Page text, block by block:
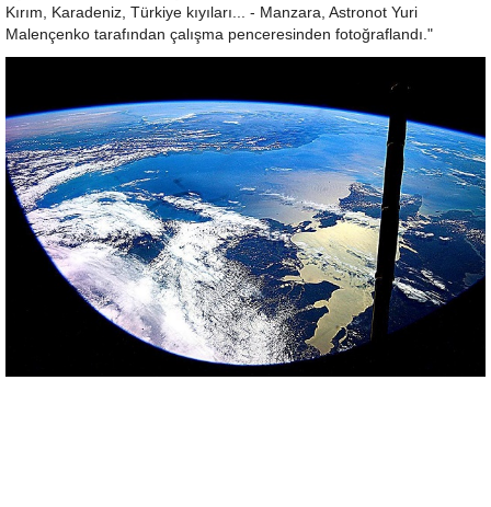
Kırım, Karadeniz, Türkiye kıyıları... - Manzara, Astronot Yuri
Malençenko tarafından çalışma penceresinden fotoğraflandı."